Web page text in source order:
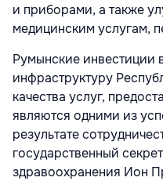
и приборами, а также
медицинским услугам,
Румынские инвестиции
инфраструктуру
качества услуг,
являются одними из
результате
государственный
здравоохранения Ион